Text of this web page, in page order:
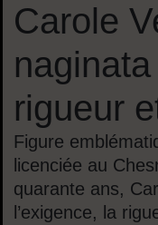
Carole
naginata
rigueur
Figure
licenciée au
quarante ans,
l’exigence, la